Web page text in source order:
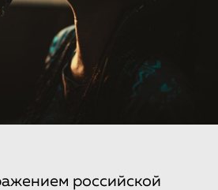
российской